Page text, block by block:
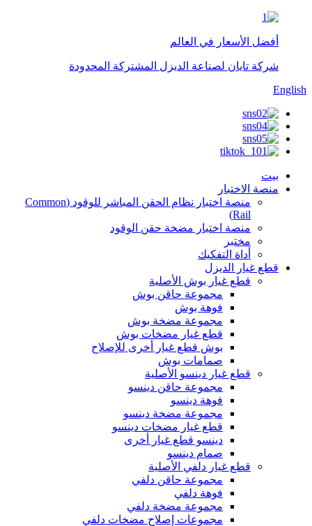
أفضل الأسعار في العالم
شركة تايان لصناعة الديزل المشتركة المحدودة
English
بيت
منصة الاختبار
منصة اختبار نظام الحقن المباشر للوقود (Common
Rail)
منصة اختبار مضخة حقن الوقود
مختبر
أداة التفكيك
قطع غيار الديزل
قطع غيار بوش الأصلية
مجموعة حاقن بوش
فوهة بوش
مجموعة مضخة بوش
قطع غيار مضخات بوش
بوش قطع غيار أخرى للإصلاح
صمامات بوش
قطع غيار دينسو الأصلية
مجموعة حاقن دينسو
فوهة دينسو
مجموعة مضخة دينسو
قطع غيار مضخات دينسو
دينسو قطع غيار أخرى
صمام دينسو
قطع غيار دلفي الأصلية
مجموعة حاقن دلفي
فوهة دلفي
مجموعة مضخة دلفي
مجموعات إصلاح مضخات دلفي